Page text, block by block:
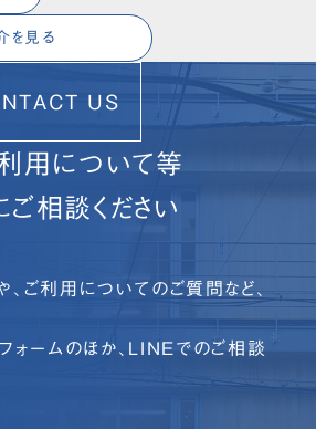
を見る
US
利用について等
相談ください
ご利用についてのご質問など、
ォームのほか、LINEでのご相談